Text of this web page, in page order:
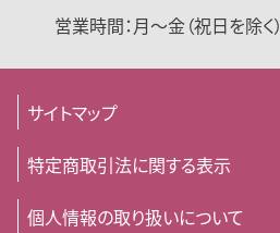
営業時間：月～金（祝日を除く）
サイトマップ
特定商取引法に関する表示
個人情報の取り扱いについて